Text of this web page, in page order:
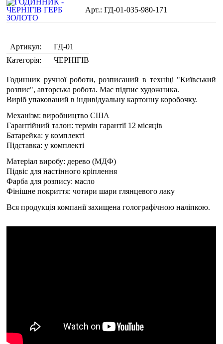
ГД-01-035-980-171
Артикул:
ГД-01
Категорія:
ЧЕРНІГІВ
Годинник ручної роботи, розписаний в техніці "Київський
розпис", авторська робота. Має підпис художника.
Виріб упакований в індивідуальну картонну коробочку.
Механізм: виробництво США
Гарантійний талон: термін гарантії 12 місяців
Батарейка: у комплекті
Підставка: у комплекті
Матеріал виробу: дерево (МДФ)
Підвіс для настінного кріплення
Фарба для розпису: масло
Фінішне покриття: чотири шари глянцевого лаку
Вся продукція компанії захищена голографічною наліпкою.